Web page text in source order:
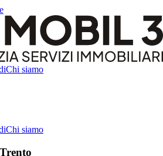
Chi siamo
Chi siamo